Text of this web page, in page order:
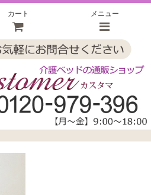
カート メニュー